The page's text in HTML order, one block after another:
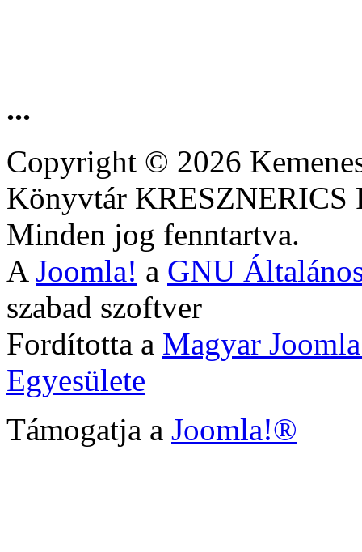
...
Copyright © 2026
Könyvtár
Minden jog fenntartva.
A Joomla! a GNU
szabad szoftver
Fordította a Magyar
Egyesülete
Támogatja a Joomla!®